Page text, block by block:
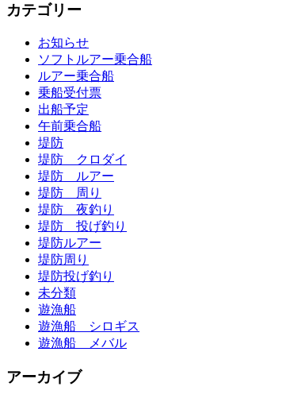
カテゴリー
お知らせ
ソフトルアー乗合船
ルアー乗合船
乗船受付票
出船予定
午前乗合船
堤防
堤防 クロダイ
堤防 ルアー
堤防 周り
堤防 夜釣り
堤防 投げ釣り
堤防ルアー
堤防周り
堤防投げ釣り
未分類
遊漁船
遊漁船 シロギス
遊漁船 メバル
アーカイブ